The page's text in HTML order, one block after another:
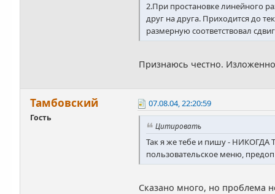
2.При простановке линейного
друг на друга. Приходится до
размерную соответствовал
Признаюсь честно.
Тамбовский
Гость
07.08.04, 22:20:59
Цитировать
Так я же тебе и пишу - НИКОГДА
пользовательское меню,
Сказано много, но проблема